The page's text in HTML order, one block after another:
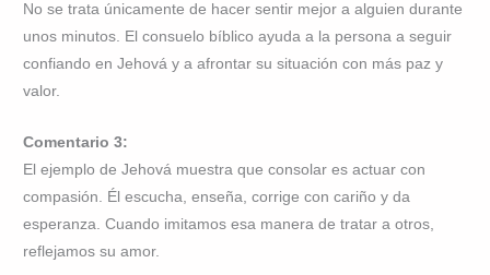
No se trata únicamente de hacer sentir mejor a alguien durante
unos minutos. El consuelo bíblico ayuda a la persona a seguir
confiando en Jehová y a afrontar su situación con más paz y
valor.
Comentario 3:
El ejemplo de Jehová muestra que consolar es actuar con
compasión. Él escucha, enseña, corrige con cariño y da
esperanza. Cuando imitamos esa manera de tratar a otros,
reflejamos su amor.